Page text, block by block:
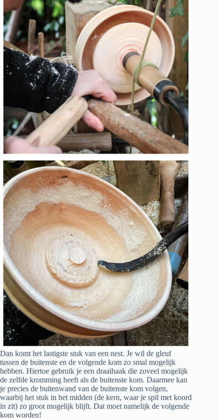
Dan komt het lastigste stuk van een nest. Je wil de gleuf
tussen de buitenste en de volgende kom zo smal mogelijk
hebben. Hiertoe gebruik je een draaihaak die zoveel mogelijk
de zelfde kromming heeft als de buitenste kom. Daarmee kan
je precies de buitenwand van de buitenste kom volgen,
waarbij het stuk in het midden (de kern, waar je spil met koord
in zit) zo groot mogelijk blijft. Dat moet namelijk de volgende
kom worden!